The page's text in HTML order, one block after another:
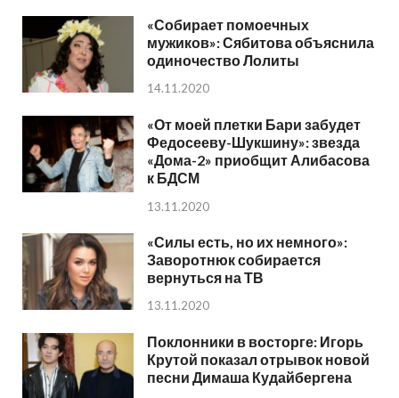
«Собирает помоечных
мужиков»: Сябитова объяснила
одиночество Лолиты
14.11.2020
«От моей плетки Бари забудет
Федосееву-Шукшину»: звезда
«Дома-2» приобщит Алибасова
к БДСМ
13.11.2020
«Силы есть, но их немного»:
Заворотнюк собирается
вернуться на ТВ
13.11.2020
Поклонники в восторге: Игорь
Крутой показал отрывок новой
песни Димаша Кудайбергена